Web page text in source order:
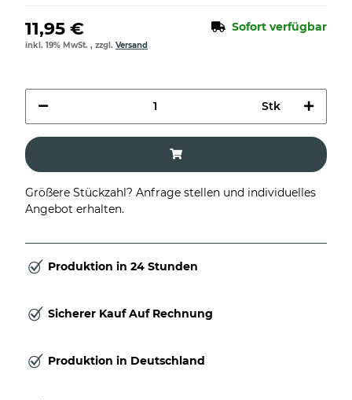
11,95 € Sofort verfügbar
inkl. 19% MwSt. , zzgl. Versand
Stk
Größere Stückzahl? Anfrage stellen und individuelles
Angebot erhalten.
Produktion in 24 Stunden
Sicherer Kauf Auf Rechnung
Produktion in Deutschland